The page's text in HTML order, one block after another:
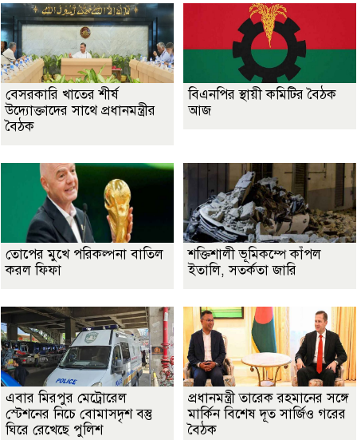
বেসরকারি খাতের শীর্ষ
উদ্যোক্তাদের সাথে প্রধানমন্ত্রীর
বৈঠক
বিএনপির স্থায়ী কমিটির বৈঠক
আজ
তোপের মুখে পরিকল্পনা বাতিল
করল ফিফা
শক্তিশালী ভূমিকম্পে কাঁপল
ইতালি, সতর্কতা জারি
এবার মিরপুর মেট্রোরেল
স্টেশনের নিচে বোমাসদৃশ বস্তু
ঘিরে রেখেছে পুলিশ
প্রধানমন্ত্রী তারেক রহমানের সঙ্গে
মার্কিন বিশেষ দূত সার্জিও গরের
বৈঠক